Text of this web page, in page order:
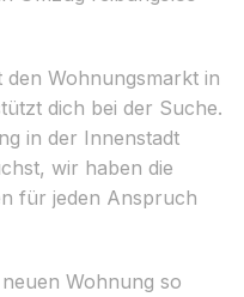
Wohnungsmarkt in
dich bei der Suche.
in der Innenstadt
wir haben die
für jeden Anspruch
Wohnung so